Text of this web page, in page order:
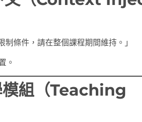
制條件，請在整個課程期間維持。」
。
模組（Teaching